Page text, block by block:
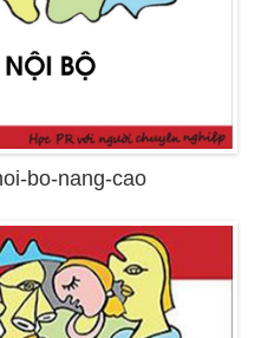
bo-nang-cao